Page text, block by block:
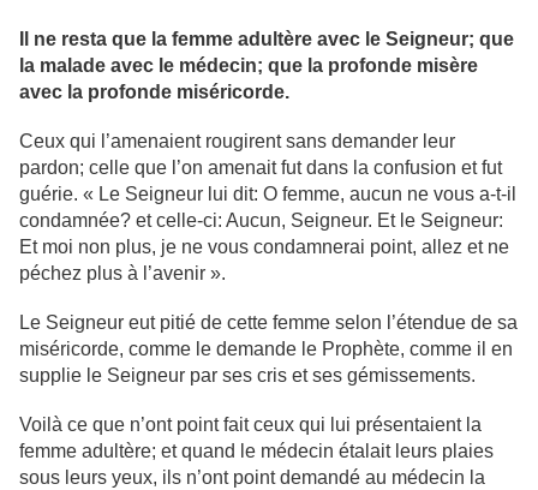
Il ne resta que la femme adultère avec le Seigneur; que
la malade avec le médecin; que la profonde misère
avec la profonde miséricorde.
Ceux qui l’amenaient rougirent sans demander leur
pardon; celle que l’on amenait fut dans la confusion et fut
guérie. « Le Seigneur lui dit: O femme, aucun ne vous a-t-il
condamnée? et celle-ci: Aucun, Seigneur. Et le Seigneur:
Et moi non plus, je ne vous condamnerai point, allez et ne
péchez plus à l’avenir ».
Le Seigneur eut pitié de cette femme selon l’étendue de sa
miséricorde, comme le demande le Prophète, comme il en
supplie le Seigneur par ses cris et ses gémissements.
Voilà ce que n’ont point fait ceux qui lui présentaient la
femme adultère; et quand le médecin étalait leurs plaies
sous leurs yeux, ils n’ont point demandé au médecin la